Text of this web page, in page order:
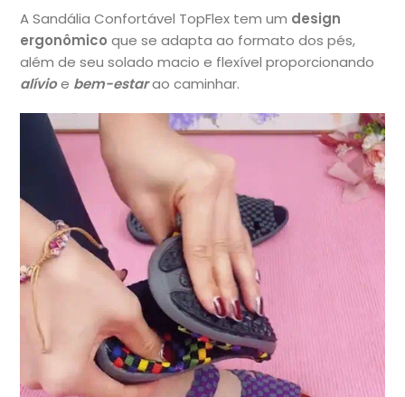
A Sandália Confortável TopFlex tem um design
ergonômico que se adapta ao formato dos pés,
além de seu solado macio e flexível proporcionando
alívioe bem-estarao caminhar.